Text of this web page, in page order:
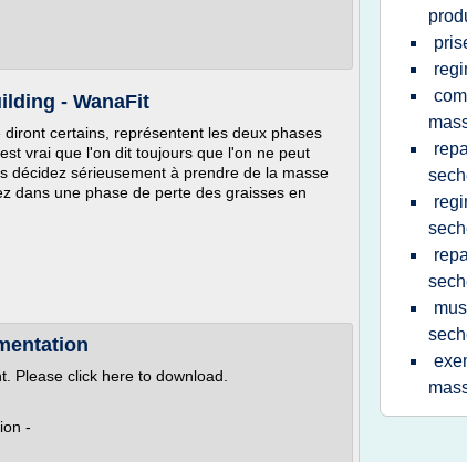
- WanaFit
certains, représentent les deux phases
vrai que l'on dit toujours que l'on ne peut
décidez sérieusement à prendre de la masse
dans une phase de perte des graisses en
Please click here to download.
-